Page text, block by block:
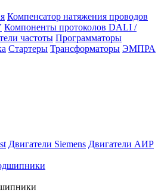
Компенсатор натяжения проводов
Компоненты протоколов DALI /
частоты Программаторы
Стартеры Трансформаторы ЭМПРА
Двигатели Siemens Двигатели АИР